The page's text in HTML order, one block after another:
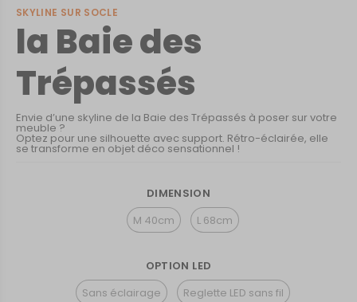
SKYLINE SUR SOCLE
la Baie des
Trépassés
Envie d’une skyline de la Baie des Trépassés à poser sur votre
meuble ?
Optez pour une silhouette avec support. Rétro-éclairée, elle
se transforme en objet déco sensationnel !
DIMENSION
M 40cm
L 68cm
OPTION LED
Sans éclairage
Reglette LED sans fil